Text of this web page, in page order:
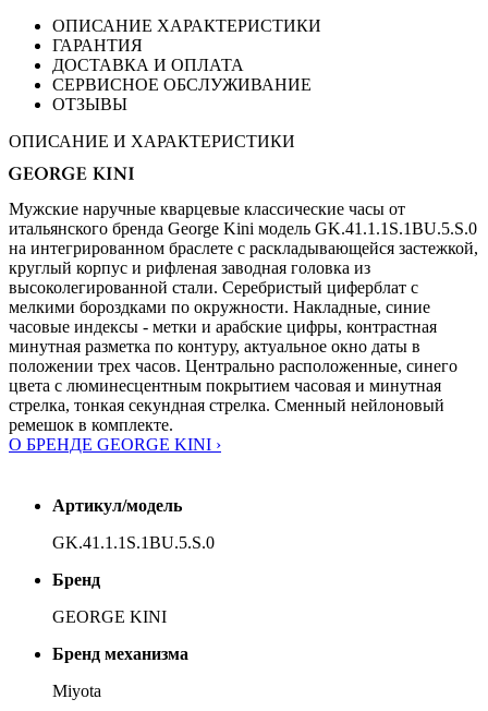
ОПИСАНИЕ ХАРАКТЕРИСТИКИ
ГАРАНТИЯ
ДОСТАВКА И ОПЛАТА
СЕРВИСНОЕ ОБСЛУЖИВАНИЕ
ОТЗЫВЫ
ОПИСАНИЕ И ХАРАКТЕРИСТИКИ
Мужские наручные кварцевые классические часы от
итальянского бренда George Kini модель GK.41.1.1S.1BU.5.S.0
на интегрированном браслете с раскладывающейся застежкой,
круглый корпус и рифленая заводная головка из
высоколегированной стали. Серебристый циферблат с
мелкими бороздками по окружности. Накладные, синие
часовые индексы - метки и арабские цифры, контрастная
минутная разметка по контуру, актуальное окно даты в
положении трех часов. Центрально расположенные, синего
цвета с люминесцентным покрытием часовая и минутная
стрелка, тонкая секундная стрелка. Сменный нейлоновый
ремешок в комплекте.
О БРЕНДЕ GEORGE KINI ›
Артикул/модель
GK.41.1.1S.1BU.5.S.0
Бренд
GEORGE KINI
Бренд механизма
Miyota